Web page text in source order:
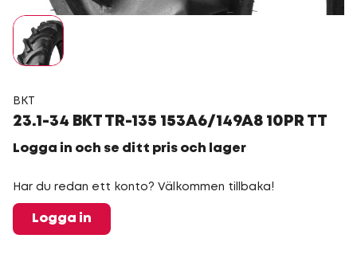
BKT
23.1-34 BKT TR-135 153A6/149A8 10PR TT
Logga in och se ditt pris och lager
Har du redan ett konto? Välkommen tillbaka!
Logga in